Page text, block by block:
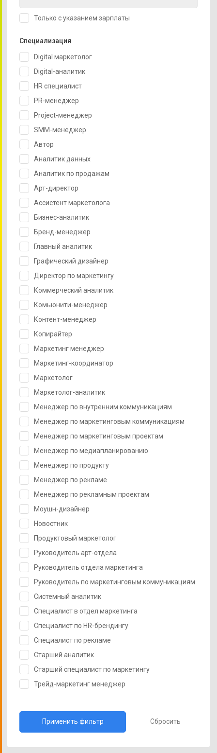
Только с указанием зарплаты
Специализация
Digital маркетолог
Digital-аналитик
HR специалист
PR-менеджер
Project-менеджер
SMM-менеджер
Автор
Аналитик данных
Аналитик по продажам
Арт-директор
Ассистент маркетолога
Бизнес-аналитик
Бренд-менеджер
Главный аналитик
Графический дизайнер
Директор по маркетингу
Коммерческий аналитик
Комьюнити-менеджер
Контент-менеджер
Копирайтер
Маркетинг менеджер
Маркетинг-координатор
Маркетолог
Маркетолог-аналитик
Менеджер по внутренним коммуникациям
Менеджер по маркетинговым коммуникациям
Менеджер по маркетинговым проектам
Менеджер по медиапланированию
Менеджер по продукту
Менеджер по рекламе
Менеджер по рекламным проектам
Моушн-дизайнер
Новостник
Продуктовый маркетолог
Руководитель арт-отдела
Руководитель отдела маркетинга
Руководитель по маркетинговым коммуникациям
Системный аналитик
Специалист в отдел маркетинга
Специалист по HR-брендингу
Специалист по рекламе
Старший аналитик
Старший специалист по маркетингу
Трейд-маркетинг менеджер
Сбросить